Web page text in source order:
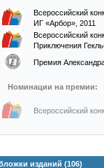
Всероссийский
ИГ «Арбор», 2011
Всероссийский
Приключения
Премия
Номинации на премии:
Всероссийский
изданий (106)